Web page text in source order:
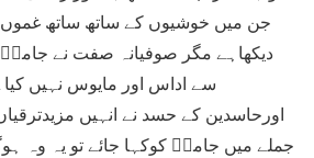
جن میں خوشیوں کے ساتھ ساتھ
دیکھاہے مگر صوفیانہ صفت نے
سے اداس اور مایوس نہیں
اورحاسدین کے حسد نے انہیں
جملے میں جامیؔ کوکہا جائے تو یہ وہ